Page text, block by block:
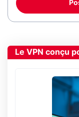
Le VPN conçu